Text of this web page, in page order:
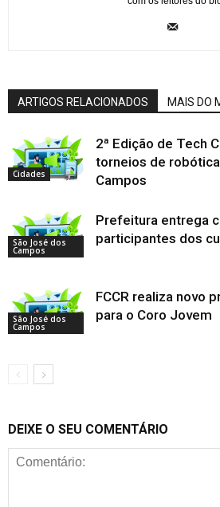
ARTIGOS RELACIONADOS MAIS DO
Cidades
2ª Edição de Tech
torneios de
Campos
São José dos
Campos
Prefeitura entrega
participantes dos
São José dos
Campos
FCCR realiza novo
para o Coro Jovem
DEIXE O SEU COMENTÁRIO